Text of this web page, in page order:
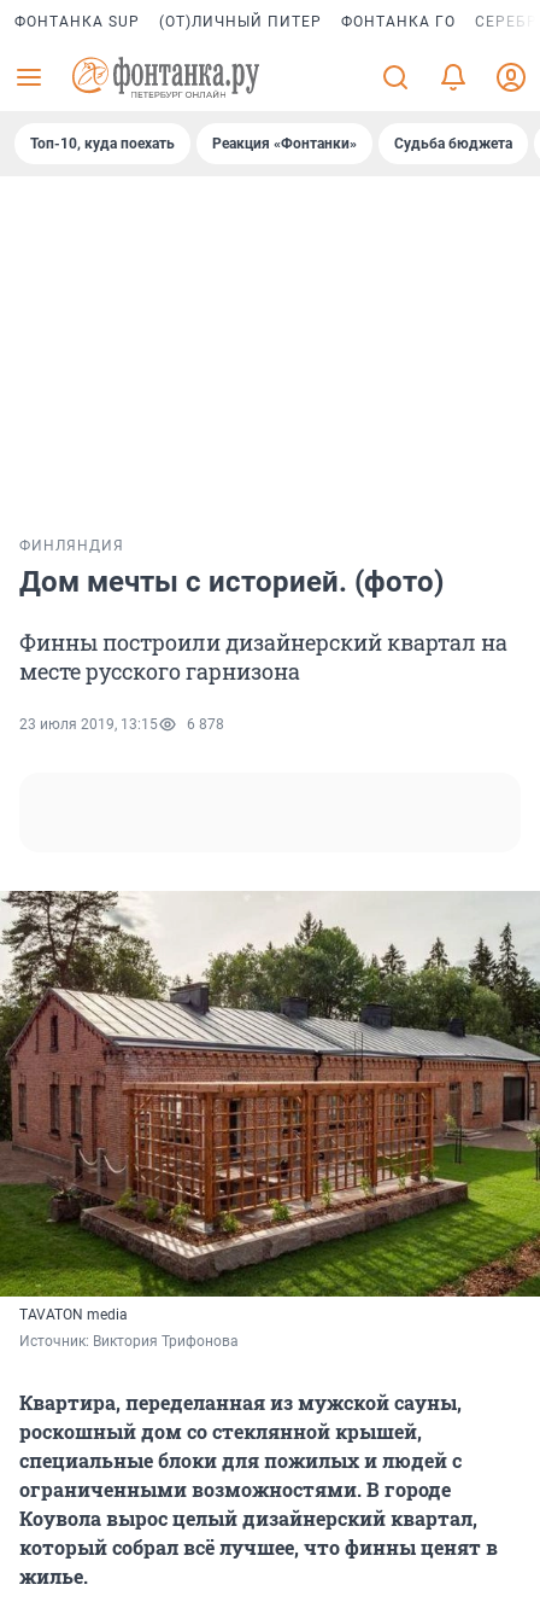
ФОНТАНКА SUP (ОТ)ЛИЧНЫЙ ПИТЕР ФОНТАНКА ГО
Топ-10, куда поехать Реакция «Фонтанки» Судьба бюджета
ФИНЛЯНДИЯ
Дом мечты с историей. (фото)
Финны построили дизайнерский квартал на
месте русского гарнизона
23 июля 2019, 13:15 6 878
TAVATON media
Источник: Виктория Трифонова
Квартира, переделанная из мужской сауны,
роскошный дом со стеклянной крышей,
специальные блоки для пожилых и людей с
ограниченными возможностями. В городе
Коувола вырос целый дизайнерский квартал,
который собрал всё лучшее, что финны ценят в
жилье.